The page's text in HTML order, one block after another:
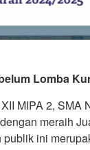
Lomba
MIPA 2, SMA
meraih
ini